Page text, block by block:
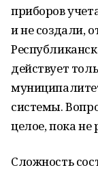
приборов
и не создали,
действует
системы.
целое, пока не
Сложность